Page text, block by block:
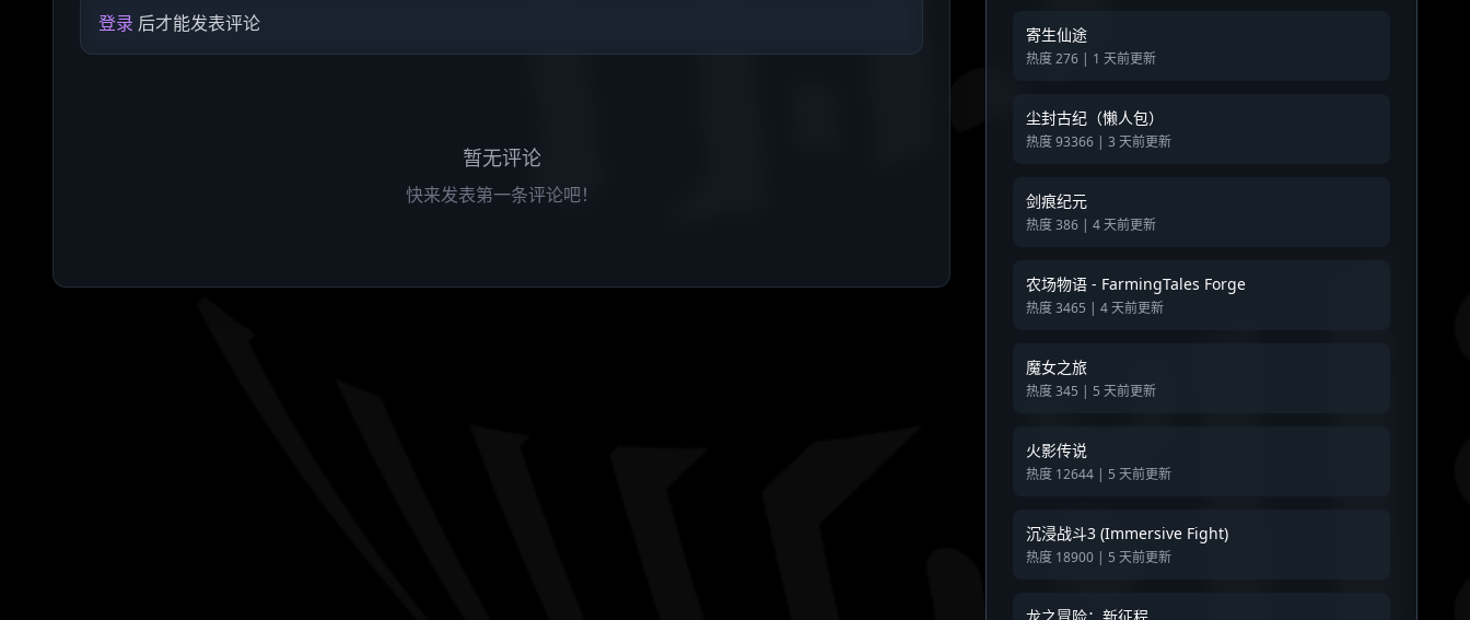
登录 后才能发表评论
暂无评论
快来发表第一条评论吧！
寄生仙途
热度 276 | 1 天前更新
尘封古纪（懒人包）
热度 93366 | 3 天前更新
剑痕纪元
热度 386 | 4 天前更新
农场物语 - FarmingTales Forge
热度 3465 | 4 天前更新
魔女之旅
热度 345 | 5 天前更新
火影传说
热度 12644 | 5 天前更新
沉浸战斗3 (Immersive Fight)
热度 18900 | 5 天前更新